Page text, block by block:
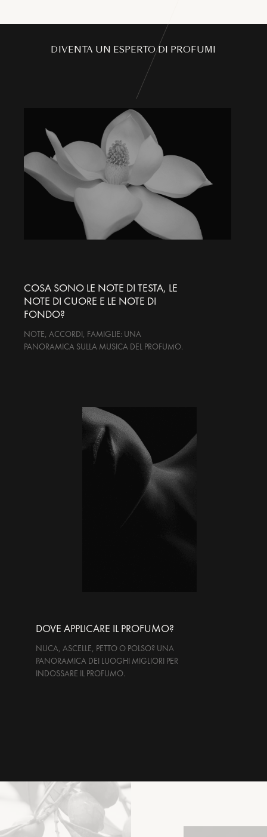
DIVENTA UN ESPERTO DI PROFUMI
COSA SONO LE NOTE DI TESTA, LE
NOTE DI CUORE E LE NOTE DI
FONDO?
NOTE, ACCORDI, FAMIGLIE: UNA
PANORAMICA SULLA MUSICA DEL PROFUMO.
DOVE APPLICARE IL PROFUMO?
NUCA, ASCELLE, PETTO O POLSO? UNA
PANORAMICA DEI LUOGHI MIGLIORI PER
INDOSSARE IL PROFUMO.